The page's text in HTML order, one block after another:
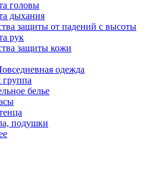
головы
дыхания
защиты от падений с высоты
рук
защиты кожи
одежда
группа
белье
подушки